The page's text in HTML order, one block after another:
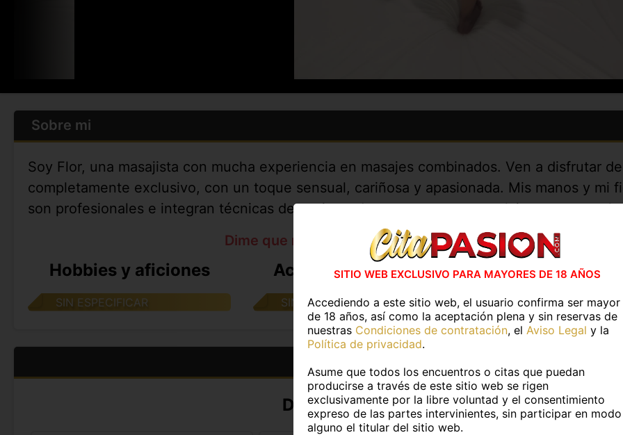
Sobre mi
Soy Flor, una masajista con mucha experiencia en masajes combinados. Ven a disfrutar
completamente exclusivo, con un toque sensual, cariñosa y apasionada. Mis manos y mi
son profesionales e integran técnicas deportivas, descontracturantes, relajantes,
Dime que me has visto enCitaPASION.COMy tendrás un
Hobbies y aficiones
SIN ESPECIFICAR
Actividades en casa
SIN ESPECIFICAR
Actividades al
SIN ESPECIFICAR
DATOS PERSONALES
SITIO WEB EXCLUSIVO PARA MAYORES DE 18 AÑOS
Accediendo a este sitio web, el usuario confirma ser mayor
de 18 años, así como la aceptación plena y sin reservas de
nuestras Condiciones de contratación, el Aviso Legal y la
Política de privacidad.
Asume que todos los encuentros o citas que puedan
producirse a través de este sitio web se rigen
exclusivamente por la libre voluntad y el consentimiento
expreso de las partes intervinientes, sin participar en modo
alguno el titular del sitio web.